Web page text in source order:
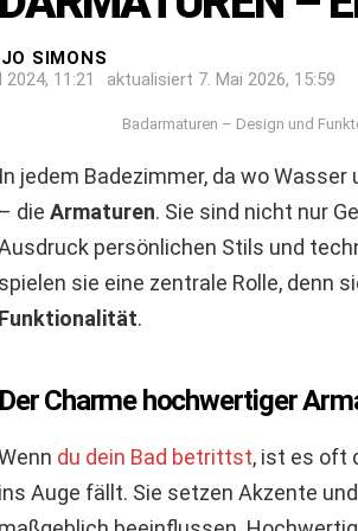
SIMONS
2024, 11:21
aktualisiert 7. Mai 2026, 15:59
Badarmaturen – Design und
In jedem Badezimmer, da wo
– die Armaturen. Sie sind nicht nur
persönlichen Stils und
spielen sie eine zentrale Rolle, denn
Funktionalität.
Der Charme hochwertiger
du dein Bad betrittst, ist es oft
ins Auge fällt. Sie setzen Akzente